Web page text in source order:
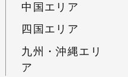
中国エリア
四国エリア
九州・沖縄エリ
ア